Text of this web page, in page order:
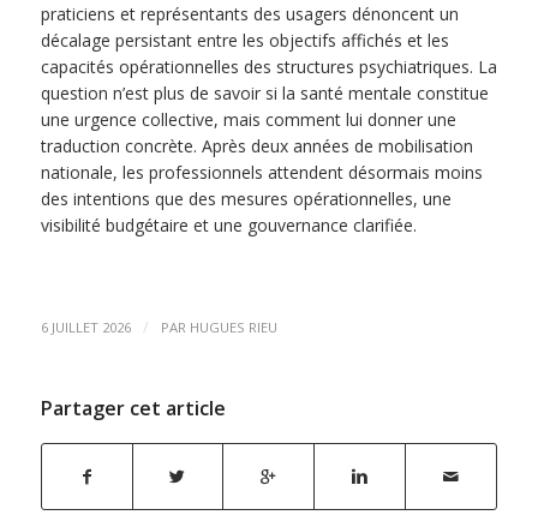
praticiens et représentants des usagers dénoncent un
décalage persistant entre les objectifs affichés et les
capacités opérationnelles des structures psychiatriques. La
question n’est plus de savoir si la santé mentale constitue
une urgence collective, mais comment lui donner une
traduction concrète. Après deux années de mobilisation
nationale, les professionnels attendent désormais moins
des intentions que des mesures opérationnelles, une
visibilité budgétaire et une gouvernance clarifiée.
6 JUILLET 2026 / PAR HUGUES RIEU
Partager cet article